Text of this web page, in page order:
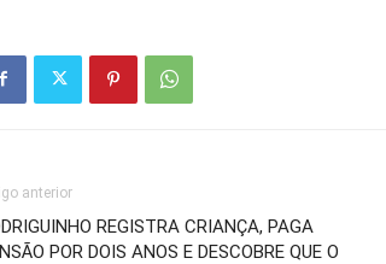
anterior
REGISTRA CRIANÇA, PAGA
POR DOIS ANOS E DESCOBRE QUE O